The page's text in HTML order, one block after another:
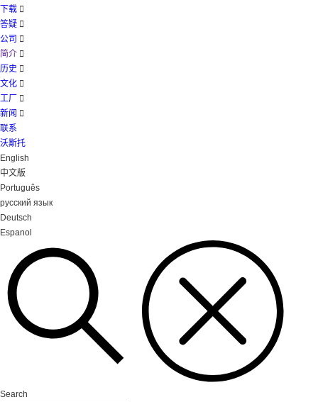
下载 
答疑 
公司 
简介 
历史 
文化 
工厂

新闻 
联系
沃斯托
English
中文版
Português
русский язык
Deutsch
Espanol
Search